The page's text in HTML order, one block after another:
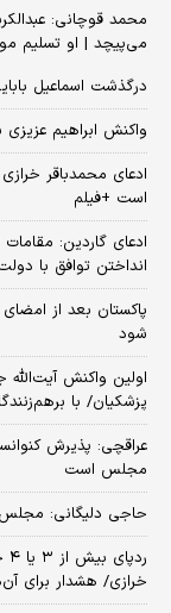
محمد قوچانی:
می‌پیچد | او تسلیم
درگذشت اسماعیل
واکنش ابراهیم
ادعای محمدباقر
است +فیلم
ادعای گاردین:
انداختن توافق با
پاکستان بعد از
شود
اولین واکنش آیت‌الله
پزشکیان/ با
عراقچی: پذیرش
مجلس است
حاجی دلیگانی: مجلس
خرازی/ هشدار برای آن‌هایی که